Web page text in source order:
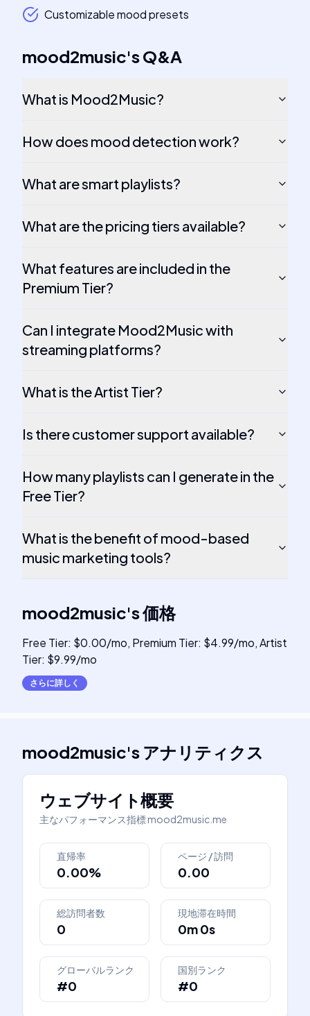
Customizable mood presets
mood2music'sQ&A
What is Mood2Music?
How does mood detection work?
What are smart playlists?
What are the pricing tiers available?
What features are included in the
Premium Tier?
Can I integrate Mood2Music with
streaming platforms?
What is the Artist Tier?
Is there customer support available?
How many playlists can I generate in the
Free Tier?
What is the benefit of mood-based
music marketing tools?
mood2music's価格
Free Tier: $0.00/mo, Premium Tier: $4.99/mo, Artist
Tier: $9.99/mo
さらに詳しく
mood2music's アナリティクス
ウェブサイト概要
主なパフォーマンス指標mood2music.me
直帰率
0.00%
ページ / 訪問
0.00
総訪問者数
0
現地滞在時間
0m 0s
グローバルランク
#0
国別ランク
#0